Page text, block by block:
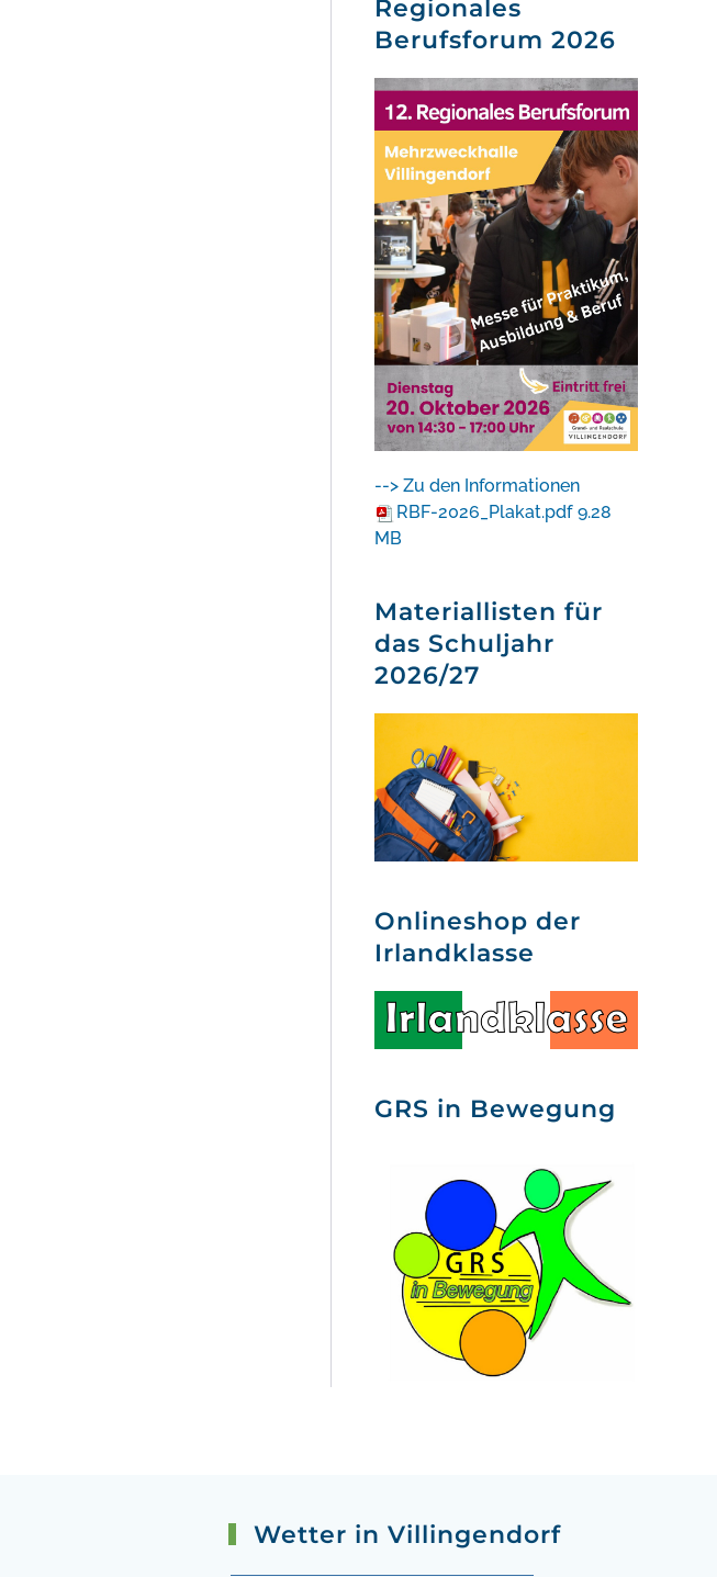
Regionales
Berufsforum 2026
--> Zu den Informationen
RBF-2026_Plakat.pdf 9.28
MB
Materiallisten für
das Schuljahr
2026/27
Onlineshop der
Irlandklasse
GRS in Bewegung
Wetter in Villingendorf